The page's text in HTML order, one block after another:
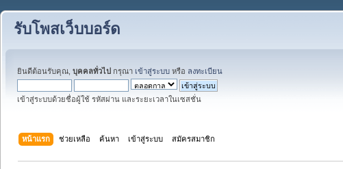
รับโพสเว็บบอร์ด
ยินดีต้อนรับคุณ, บุคคลทั่วไป กรุณา เข้าสู่ระบบ หรือ ลงทะเบียน
เข้าสู่ระบบด้วยชื่อผู้ใช้ รหัสผ่าน และระยะเวลาในเซสชั่น
หน้าแรก ช่วยเหลือ ค้นหา เข้าสู่ระบบ สมัครสมาชิก